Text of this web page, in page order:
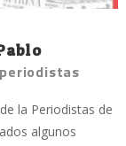
la Periodistas de
algunos